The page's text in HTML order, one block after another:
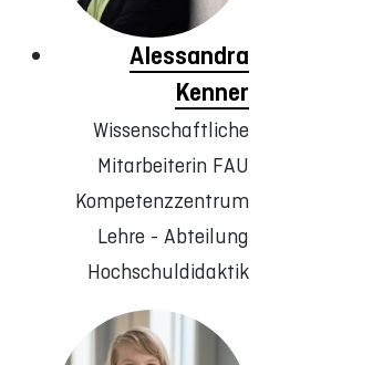
Alessandra
Kenner
Wissenschaftliche
Mitarbeiterin FAU
Kompetenzzentrum
Lehre - Abteilung
Hochschuldidaktik